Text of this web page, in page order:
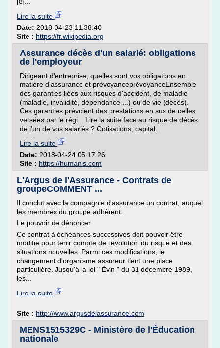
Lire la suite
Date: 2018-04-23 11:38:40
Site : https://fr.wikipedia.org
Assurance décès d'un salarié: obligations
de l'employeur
Dirigeant d'entreprise, quelles sont vos obligations en
matière d'assurance et prévoyanceprévoyanceEnsemble
des garanties liées aux risques d'accident, de maladie
(maladie, invalidité, dépendance ...) ou de vie (décès).
Ces garanties prévoient des prestations en sus de celles
versées par le régi... Lire la suite face au risque de décès
de l'un de vos salariés ? Cotisations, capital...
Lire la suite
Date: 2018-04-24 05:17:26
Site : https://humanis.com
L'Argus de l'Assurance - Contrats de
groupeCOMMENT ...
Il conclut avec la compagnie d'assurance un contrat, auquel
les membres du groupe adhèrent.
Le pouvoir de dénoncer
Ce contrat à échéances successives doit pouvoir être
modifié pour tenir compte de l'évolution du risque et des
situations nouvelles. Parmi ces modifications, le
changement d'organisme assureur tient une place
particulière. Jusqu'à la loi " Évin " du 31 décembre 1989,
les...
Lire la suite
Site : http://www.argusdelassurance.com
MENS1515329C - Ministère de l'Éducation
nationale